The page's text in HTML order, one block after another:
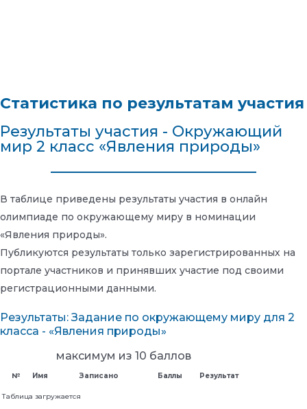
Статистика по результатам участия
Результаты участия - Окружающий
мир 2 класс «Явления природы»
В таблице приведены результаты участия в онлайн
олимпиаде по окружающему миру в номинации
«Явления природы».
Публикуются результаты только зарегистрированных на
портале участников и принявших участие под своими
регистрационными данными.
Результаты: Задание по окружающему миру для 2
класса - «Явления природы»
максимум из 10 баллов
№ Имя Записано Баллы Результат
Таблица загружается